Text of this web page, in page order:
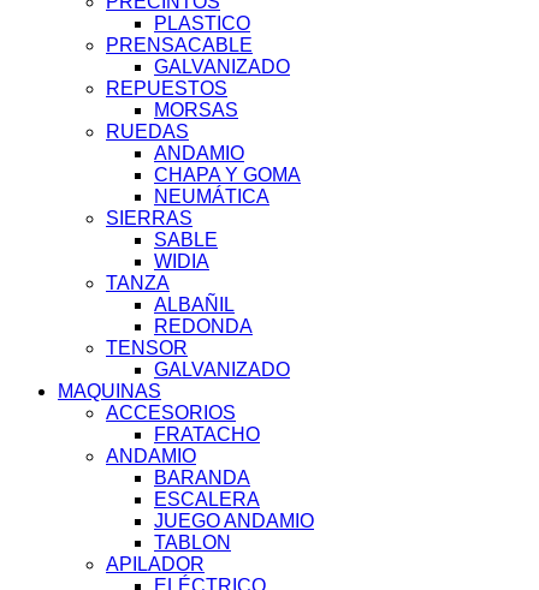
PLASTICO
PRENSACABLE
GALVANIZADO
REPUESTOS
MORSAS
RUEDAS
ANDAMIO
CHAPA Y GOMA
NEUMÁTICA
SIERRAS
SABLE
WIDIA
TANZA
ALBAÑIL
REDONDA
TENSOR
GALVANIZADO
MAQUINAS
ACCESORIOS
FRATACHO
ANDAMIO
BARANDA
ESCALERA
JUEGO ANDAMIO
TABLON
APILADOR
ELÉCTRICO